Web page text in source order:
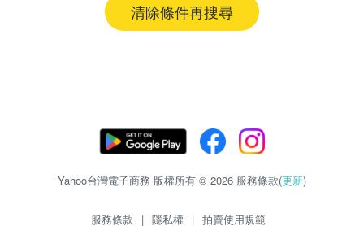
清除條件再搜尋
Yahoo台灣電子商務 版權所有 © 2026 服務條款(更新)
服務條款 | 隱私權 | 拍賣使用規範